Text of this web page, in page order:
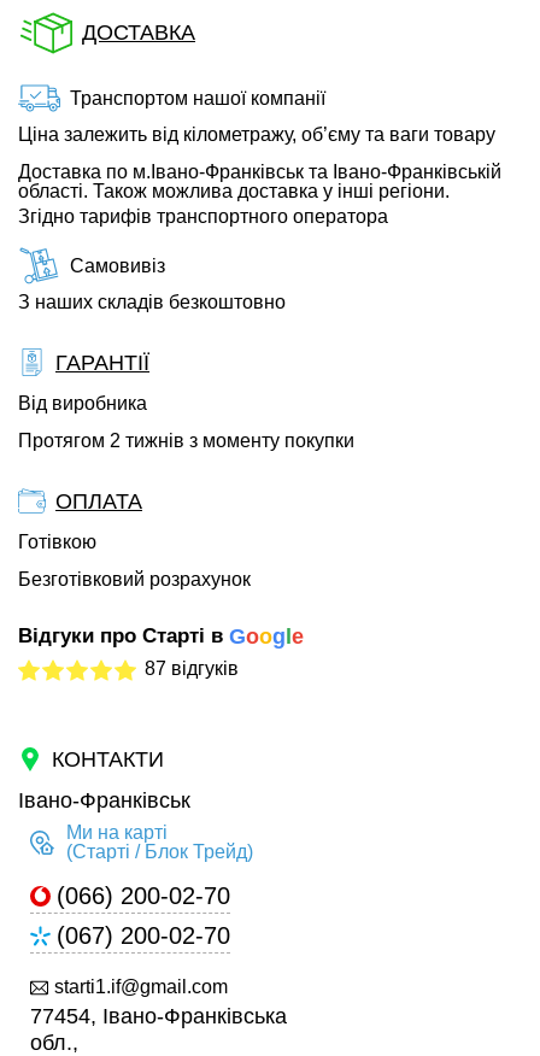
ДОСТАВКА
Транспортом нашої компанії
Ціна залежить від кілометражу, об’єму та ваги товару
Доставка по м.Івано-Франківськ та Івано-Франківській
області. Також можлива доставка у інші регіони.
Згідно тарифів транспортного оператора
Самовивіз
З наших складів безкоштовно
ГАРАНТІЇ
Від виробника
Протягом 2 тижнів з моменту покупки
ОПЛАТА
Готівкою
Безготівковий розрахунок
Відгуки про Старті в Goog e
87 відгуків
КОНТАКТИ
Івано-Франківськ
Ми на карті
(Старті / Блок Трейд)
(066) 200-02-70
(067) 200-02-70
starti1.if@gmail.com
77454, Івано-Франківська
обл.,